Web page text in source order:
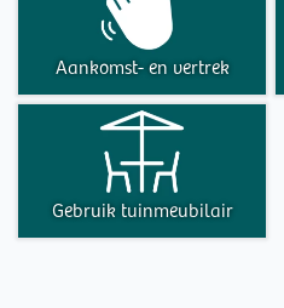
Aankomst- en vertrek
Gebruik tuinmeubilair